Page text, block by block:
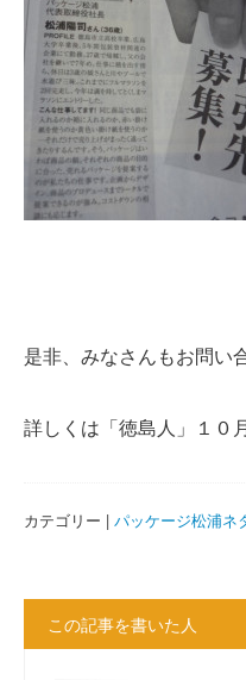
是非、みなさんもお問い
詳しくは「徳島人」１０
カテゴリー | パッケージ松浦ネ
この記事を書いた人